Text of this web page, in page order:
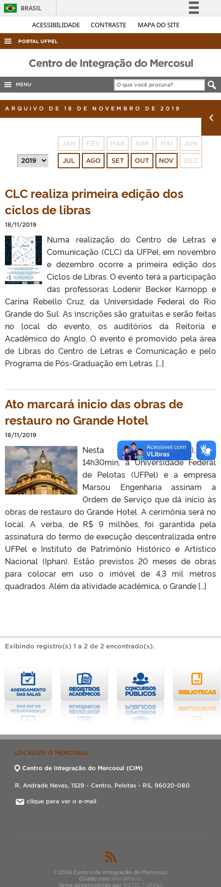
ACESSIBILIDADE CONTRASTE MAPA DO SITE
BRASIL
Simplifique!
Acesso à informação
Legislação
Canais
PORTAL UFPEL
ACESSO À INFORMAÇÃO
COBALTO
CONCURSOS
OUVIDORIA
TELEFONES
Centro de Integração do Mercosul
MENU
ARQUIVO DE 18 DE NOVEMBRO DE 2019
JAN FEV MAR ABR MAI JUN
JUL AGO SET OUT NOV DEZ
CLC realiza primeira edição dos
ciclos de libras
18/11/2019
Numa realização do Centro de Letras e
Comunicação (CLC) da UFPel, em novembro
e dezembro ocorre a primeira edição dos
Ciclos de Libras. O evento terá a participação
das professoras Lodenir Becker Karnopp e
Carina Rebello Cruz, da Universidade Federal do Rio
Grande do Sul. As inscrições são gratuitas e serão feitas
no local do evento, os auditórios da Reitoria e
Acadêmico do Anglo. O evento é promovido pela área
de Libras do Centro de Letras e Comunicação e pelo
Programa de Pós-Graduação em Letras. […]
Ato marcará inicio das obras de
restauro no Grande Hotel
18/11/2019
Nesta segunda-feira (18), às
14h30min, a Universidade Federal
de Pelotas (UFPel) e a empresa
Marsou Engenharia assinam a
Ordem de Serviço que dá início às
obras de restauro do Grande Hotel. A cerimônia será no
local. A verba, de R$ 9 milhões, foi garantida pela
assinatura do termo de execução descentralizada entre
UFPel e Instituto de Patrimônio Histórico e Artístico
Nacional (Iphan). Estão previstos 20 meses de obras
para colocar em uso o imóvel de 4,3 mil metros
quadrados. Além da atividade acadêmica, o Grande […]
Exibindo registro(s) 1 a 2 de 2 encontrado(s).
LOCALIZE O MERCOSUL
Centro de Integração do Mercosul (CIM)
R. Andrade Neves, 1529 - Centro, Pelotas - RS, 96020-080
clique para ver o e-mail
©2026 Centro de Integração do Mercosul.
Criado com WordPress.
Tema desenvolvido por SGTIC / UFPel.